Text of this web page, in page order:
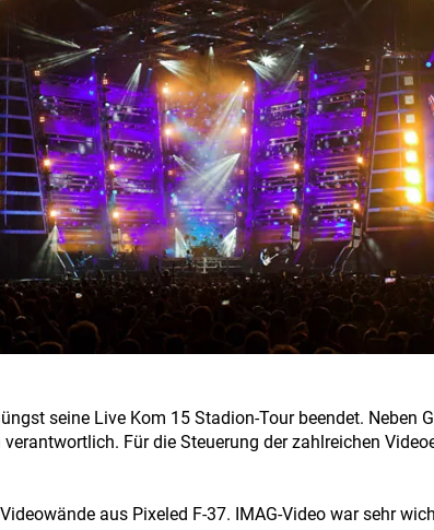
seine Live Kom 15 Stadion-Tour beendet. Neben
Für die Steuerung der zahlreichen
aus Pixeled F-37. IMAG-Video war sehr